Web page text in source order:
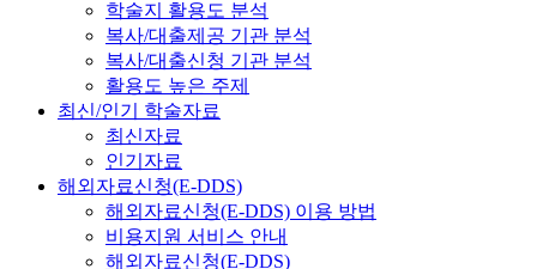
학술지 활용도 분석
복사/대출제공 기관 분석
복사/대출신청 기관 분석
활용도 높은 주제
최신/인기 학술자료
최신자료
인기자료
해외자료신청(E-DDS)
해외자료신청(E-DDS) 이용 방법
비용지원 서비스 안내
해외자료신청(E-DDS)